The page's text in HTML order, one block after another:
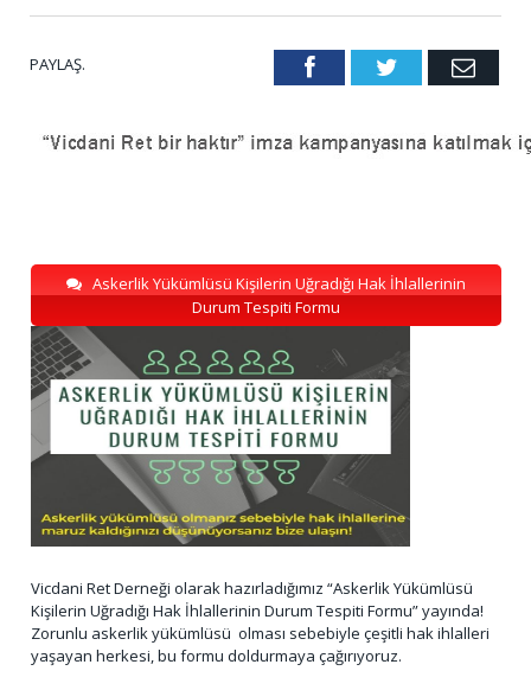
PAYLAŞ. FacebookTwitter Email
Askerlik Yükümlüsü Kişilerin Uğradığı Hak İhlallerinin
Durum Tespiti Formu
Vicdani Ret Derneği olarak hazırladığımız “Askerlik Yükümlüsü
Kişilerin Uğradığı Hak İhlallerinin Durum Tespiti Formu” yayında!
Zorunlu askerlik yükümlüsü olması sebebiyle çeşitli hak ihlalleri
yaşayan herkesi, bu formu doldurmaya çağırıyoruz.